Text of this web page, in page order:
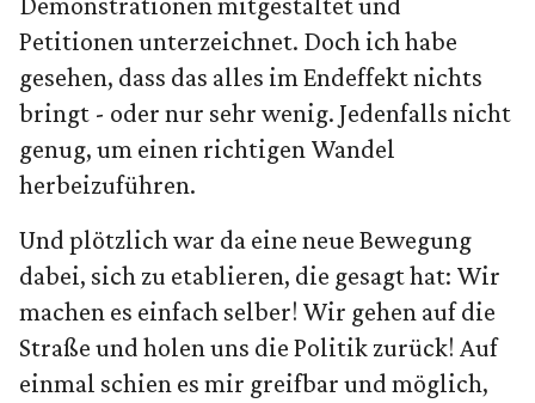
Petitionen unterzeichnet. Doch ich habe
gesehen, dass das alles im Endeffekt nichts
bringt - oder nur sehr wenig. Jedenfalls nicht
genug, um einen richtigen Wandel
herbeizuführen.
Und plötzlich war da eine neue Bewegung
dabei, sich zu etablieren, die gesagt hat: Wir
machen es einfach selber! Wir gehen auf die
Straße und holen uns die Politik zurück! Auf
einmal schien es mir greifbar und möglich,